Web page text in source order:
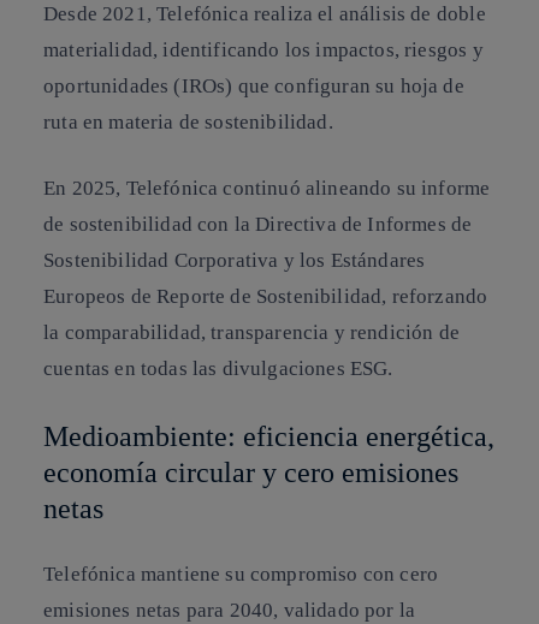
Desde 2021, Telefónica realiza el análisis de doble
materialidad, identificando los impactos, riesgos y
oportunidades (IROs) que configuran su hoja de
ruta en materia de sostenibilidad.
En 2025, Telefónica continuó alineando su informe
de sostenibilidad con laDirectiva de Informes de
Sostenibilidad Corporativa y los Estándares
Europeos de Reporte de Sostenibilidad, reforzando
la comparabilidad, transparencia y rendición de
cuentas en todas las divulgaciones ESG.
Medioambiente: eficiencia energética,
economía circular y cero emisiones
netas
Telefónica mantiene su compromiso con cero
emisiones netas para 2040, validado por la